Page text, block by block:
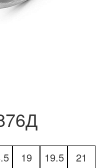
19 19.5 21